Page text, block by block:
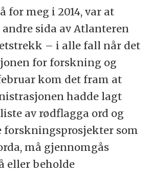
for meg i 2014, var at
sida av Atlanteren
– i alle fall når det
for forskning og
kom det fram at
hadde lagt
av rødflagga ord og
forskningsprosjekter som
må gjennomgås
eller beholde